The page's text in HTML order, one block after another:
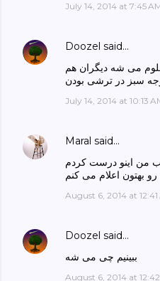
July 14, 2014 at 7:45
Doozel said…
می شه دیگران هم
سبز در ترشی بودن
July 14, 2014 at 10:13
Maral said…
August 6, 2014 at 12:41
Doozel said…
ببینیم چی می شه
August 6, 2014 at